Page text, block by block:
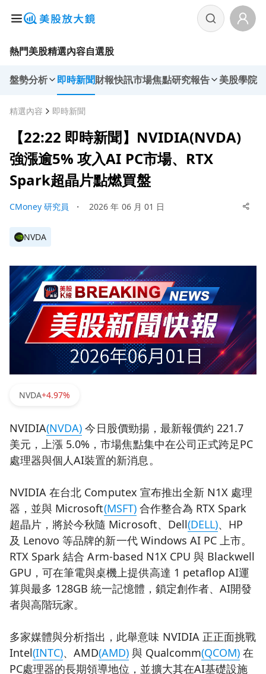
熱門美股精選內容自選股
盤勢分析 即時新聞財報快訊市場焦點研究報告 美股學院
精選內容 即時新聞
【22:22 即時新聞】NVIDIA(NVDA)
強漲逾5% 攻入AI PC市場、RTX
Spark超晶片點燃買盤
CMoney 研究員 ・ 2026 年 06 月 01 日
NVDA
NVDA+4.97%
NVIDIA(NVDA) 今日股價勁揚，最新報價約 221.7
美元，上漲 5.0%，市場焦點集中在公司正式跨足PC
處理器與個人AI裝置的新消息。
NVIDIA 在台北 Computex 宣布推出全新 N1X 處理
器，並與 Microsoft(MSFT)合作整合為 RTX Spark
超晶片，將於今秋隨 Microsoft、Dell(DELL)、HP
及 Lenovo 等品牌的新一代 Windows AI PC 上市。
RTX Spark 結合 Arm-based N1X CPU 與 Blackwell
GPU，可在筆電與桌機上提供高達 1 petaflop AI運
算與最多 128GB 統一記憶體，鎖定創作者、AI開發
者與高階玩家。
多家媒體與分析指出，此舉意味 NVIDIA 正正面挑戰
Intel(INTC)、AMD(AMD)與 Qualcomm(QCOM) 在
PC處理器的長期領導地位，並擴大其在AI基礎設施